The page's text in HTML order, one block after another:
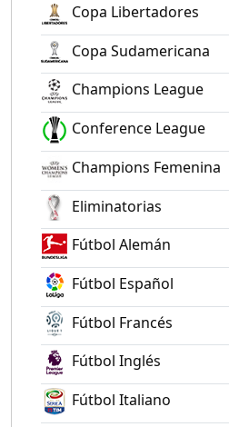
Copa Libertadores
Copa Sudamericana
Champions League
Conference League
Champions Femenina
Eliminatorias
Fútbol Alemán
Fútbol Español
Fútbol Francés
Fútbol Inglés
Fútbol Italiano